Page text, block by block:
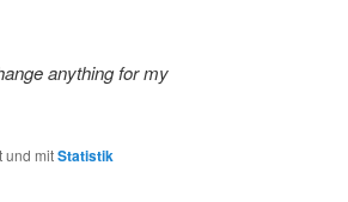
anything for my
und mitStatistik